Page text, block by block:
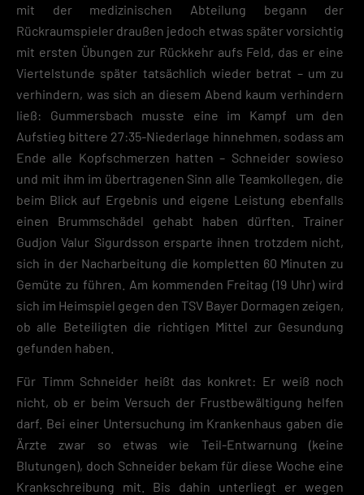
mit der medizinischen Abteilung begann der
Rückraumspieler draußen jedoch etwas später vorsichtig
mit ersten Übungen zur Rückkehr aufs Feld, das er eine
Viertelstunde später tatsächlich wieder betrat – um zu
verhindern, was sich an diesem Abend kaum verhindern
ließ: Gummersbach musste eine im Kampf um den
Aufstieg bittere 27:35-Niederlage hinnehmen, sodass am
Ende alle Kopfschmerzen hatten – Schneider sowieso
und mit ihm im übertragenen Sinn alle Teamkollegen, die
beim Blick auf Ergebnis und eigene Leistung ebenfalls
einen Brummschädel gehabt haben dürften. Trainer
Gudjon Valur Sigurdsson ersparte ihnen trotzdem nicht,
sich in der Nacharbeitung die kompletten 60 Minuten zu
Gemüte zu führen. Am kommenden Freitag (19 Uhr) wird
sich im Heimspiel gegen den TSV Bayer Dormagen zeigen,
ob alle Beteiligten die richtigen Mittel zur Gesundung
gefunden haben.
Für Timm Schneider heißt das konkret: Er weiß noch
nicht, ob er beim Versuch der Frustbewältigung helfen
darf. Bei einer Untersuchung im Krankenhaus gaben die
Ärzte zwar so etwas wie Teil-Entwarnung (keine
Blutungen), doch Schneider bekam für diese Woche eine
Krankschreibung mit. Bis dahin unterliegt er wegen